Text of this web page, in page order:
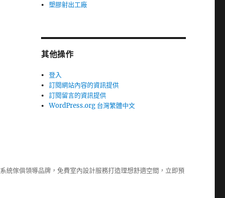
塑膠射出工廠
其他操作
登入
訂閱網站內容的資訊提供
訂閱留言的資訊提供
WordPress.org 台灣繁體中文
系統傢俱領導品牌，免費室內設計服務打造理想舒適空間，立即預